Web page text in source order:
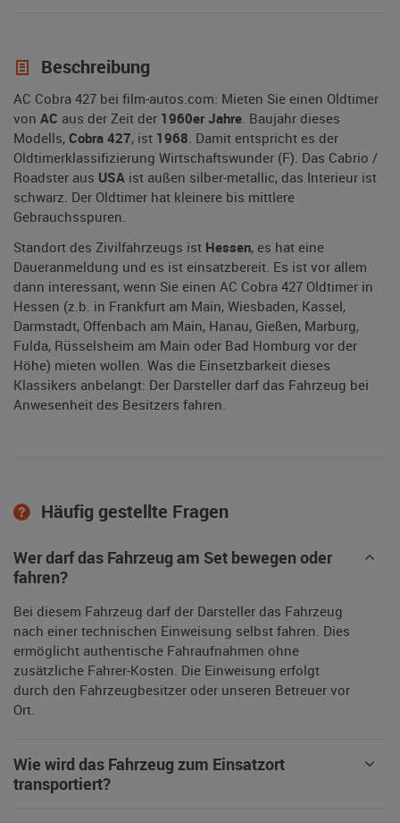
Beschreibung
AC Cobra 427 bei film-autos.com: Mieten Sie einen Oldtimer
von AC aus der Zeit der 1960er Jahre. Baujahr dieses
Modells, Cobra 427, ist 1968. Damit entspricht es der
Oldtimerklassifizierung Wirtschaftswunder (F). Das Cabrio /
Roadster aus USA ist außen silber-metallic, das Interieur ist
schwarz. Der Oldtimer hat kleinere bis mittlere
Gebrauchsspuren.
Standort des Zivilfahrzeugs ist Hessen, es hat eine
Daueranmeldung und es ist einsatzbereit. Es ist vor allem
dann interessant, wenn Sie einen AC Cobra 427 Oldtimer in
Hessen (z.b. in Frankfurt am Main, Wiesbaden, Kassel,
Darmstadt, Offenbach am Main, Hanau, Gießen, Marburg,
Fulda, Rüsselsheim am Main oder Bad Homburg vor der
Höhe) mieten wollen. Was die Einsetzbarkeit dieses
Klassikers anbelangt: Der Darsteller darf das Fahrzeug bei
Anwesenheit des Besitzers fahren.
Häufig gestellte Fragen
Wer darf das Fahrzeug am Set bewegen oder
fahren?
Bei diesem Fahrzeug darf der Darsteller das Fahrzeug
nach einer technischen Einweisung selbst fahren. Dies
ermöglicht authentische Fahraufnahmen ohne
zusätzliche Fahrer-Kosten. Die Einweisung erfolgt
durch den Fahrzeugbesitzer oder unseren Betreuer vor
Ort.
Wie wird das Fahrzeug zum Einsatzort
transportiert?